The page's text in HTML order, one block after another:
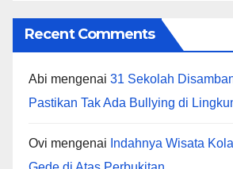
Recent Comments
Abi mengenai 31 Sekolah
Pastikan Tak Ada Bullying di
Ovi mengenai Indahnya Wisata